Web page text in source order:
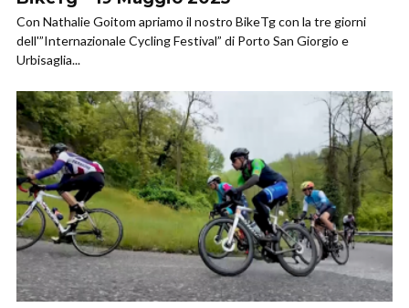
Con Nathalie Goitom apriamo il nostro BikeTg con la tre giorni
dell'”Internazionale Cycling Festival” di Porto San Giorgio e
Urbisaglia...